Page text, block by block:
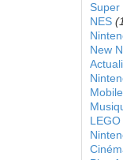
Super
NES
New
Mobile
LEGO